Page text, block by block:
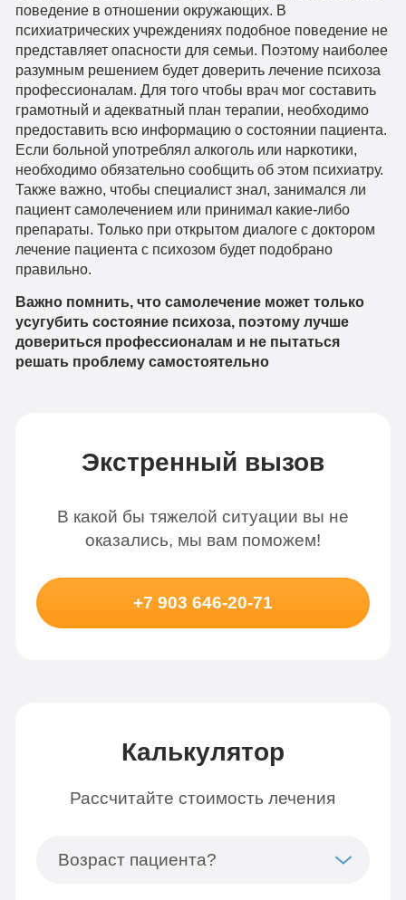
поведение в отношении окружающих. В
психиатрических учреждениях подобное поведение не
представляет опасности для семьи. Поэтому наиболее
разумным решением будет доверить лечение психоза
профессионалам. Для того чтобы врач мог составить
грамотный и адекватный план терапии, необходимо
предоставить всю информацию о состоянии пациента.
Если больной употреблял алкоголь или наркотики,
необходимо обязательно сообщить об этом психиатру.
Также важно, чтобы специалист знал, занимался ли
пациент самолечением или принимал какие-либо
препараты. Только при открытом диалоге с доктором
лечение пациента с психозом будет подобрано
правильно.
Важно помнить, что самолечение может только
усугубить состояние психоза, поэтому лучше
довериться профессионалам и не пытаться
решать проблему самостоятельно
Экстренный вызов
В какой бы тяжелой ситуации вы не
оказались, мы вам поможем!
+7 903 646-20-71
Калькулятор
Рассчитайте стоимость лечения
Возраст пациента?